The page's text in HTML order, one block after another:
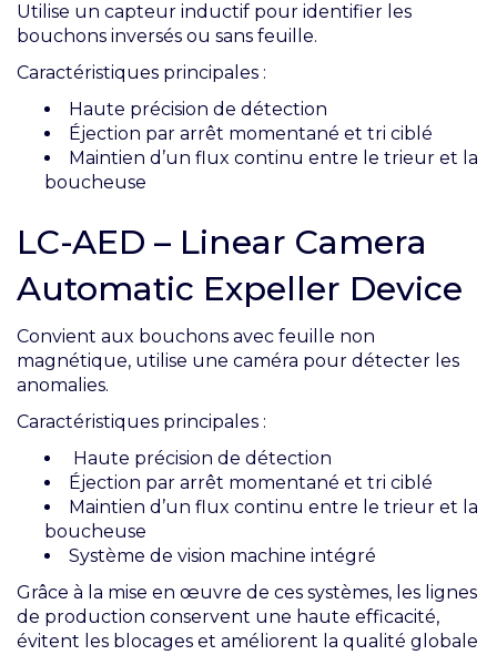
Utilise un capteur inductif pour identifier les
bouchons inversés ou sans feuille.
Caractéristiques principales :
Haute précision de détection
Éjection par arrêt momentané et tri ciblé
Maintien d’un flux continu entre le trieur et la
boucheuse
LC-AED – Linear Camera
Automatic Expeller Device
Convient aux bouchons avec feuille non
magnétique, utilise une caméra pour détecter les
anomalies.
Caractéristiques principales :
Haute précision de détection
Éjection par arrêt momentané et tri ciblé
Maintien d’un flux continu entre le trieur et la
boucheuse
Système de vision machine intégré
Grâce à la mise en œuvre de ces systèmes, les lignes
de production conservent une haute efficacité,
évitent les blocages et améliorent la qualité globale